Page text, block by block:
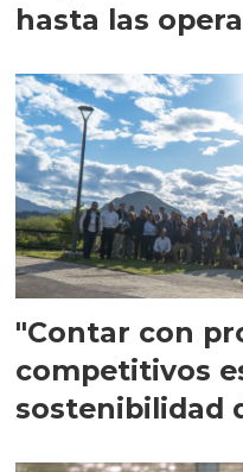
hasta las
"Contar con
competitivos
sostenibilidad